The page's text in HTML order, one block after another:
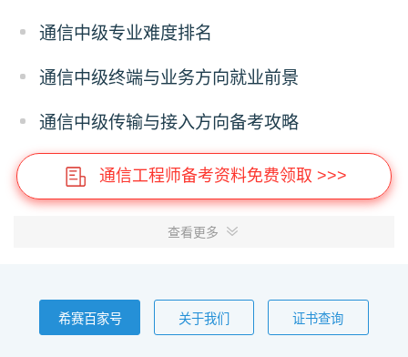
通信中级专业难度排名
通信中级终端与业务方向就业前景
通信中级传输与接入方向备考攻略
通信工程师备考资料免费领取 >>>
查看更多
希赛百家号 关于我们 证书查询